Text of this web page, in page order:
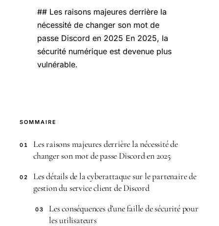
## Les raisons majeures derrière la
nécessité de changer son mot de
passe Discord en 2025 En 2025, la
sécurité numérique est devenue plus
vulnérable.
SOMMAIRE
01
Les raisons majeures derrière la nécessité de
changer son mot de passe Discord en 2025
02
Les détails de la cyberattaque sur le partenaire de
gestion du service client de Discord
03
Les conséquences d’une faille de sécurité pour
les utilisateurs